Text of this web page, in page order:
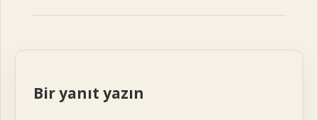
Bir yanıt yazın